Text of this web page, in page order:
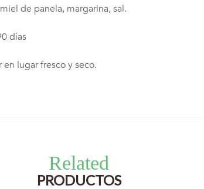
de panela, margarina, sal.
días
en lugar fresco y seco.
Related
PRODUCTOS